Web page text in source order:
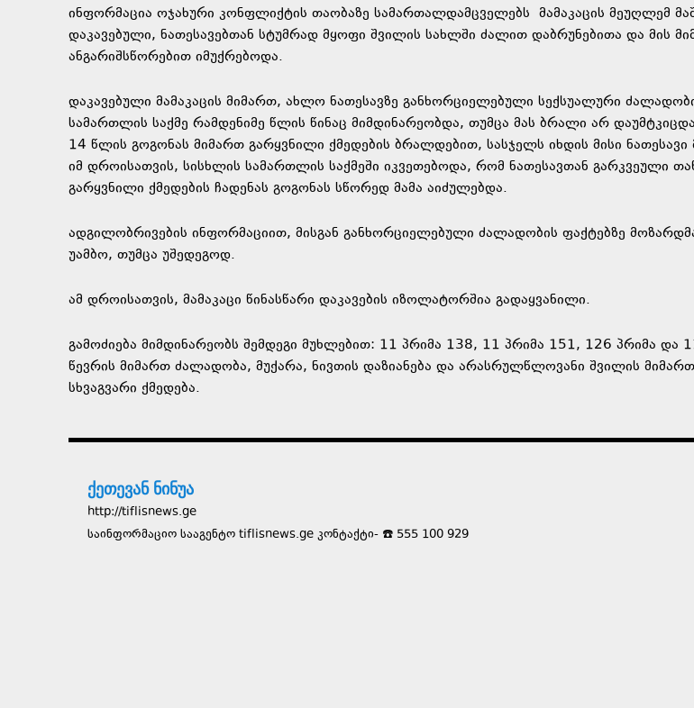
ინფორმაცია ოჯახური კონფლიქტის თაობაზე სამართალდამცველებს მამაკაცის მეუღლემ
დაკავებული, ნათესავებთან სტუმრად მყოფი შვილის სახლში ძალით დაბრუნებითა და მის
ანგარიშსწორებით იმუქრებოდა.
დაკავებული მამაკაცის მიმართ, ახლო ნათესავზე განხორციელებული სექსუალური
სამართლის საქმე რამდენიმე წლის წინაც მიმდინარეობდა, თუმცა მას ბრალი არ
14 წლის გოგონას მიმართ გარყვნილი ქმედების ბრალდებით, სასჯელს იხდის მისი ნათესავი
იმ დროისათვის, სისხლის სამართლის საქმეში იკვეთებოდა, რომ ნათესავთან გარკვეული
გარყვნილი ქმედების ჩადენას გოგონას სწორედ მამა აიძულებდა.
ადგილობრივების ინფორმაციით, მისგან განხორციელებული ძალადობის ფაქტებზე
უამბო, თუმცა უშედეგოდ.
ამ დროისათვის, მამაკაცი წინასწარი დაკავების იზოლატორშია გადაყვანილი.
გამოძიება მიმდინარეობს შემდეგი მუხლებით: 11 პრიმა 138, 11 პრიმა 151, 126 პრიმა და
წევრის მიმართ ძალადობა, მუქარა, ნივთის დაზიანება და არასრულწლოვანი შვილის
სხვაგვარი ქმედება.
ქეთევან ნინუა
http://tiflisnews.ge
საინფორმაციო სააგენტო tiflisnews.ge კონტაქტი- ☎️ 555 100 929